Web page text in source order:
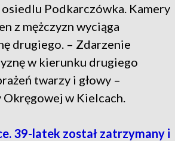
Podkarczówka. Kamery
z mężczyzn wyciąga
drugiego. – Zdarzenie
w kierunku drugiego
twarzy i głowy –
w Kielcach.
39-latek został zatrzymany i